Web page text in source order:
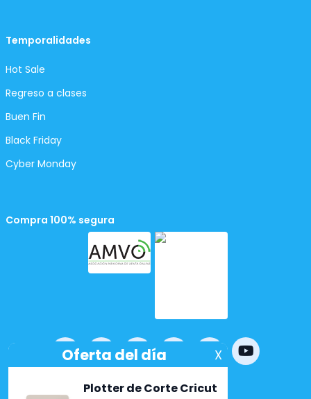
Temporalidades
Hot Sale
Regreso a clases
Buen Fin
Black Friday
Cyber Monday
Compra 100% segura
Powered bynopCommerce